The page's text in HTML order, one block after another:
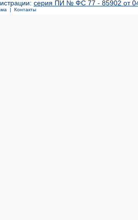
серия ПИ № ФС 77 - 85902 от 04
| Контакты